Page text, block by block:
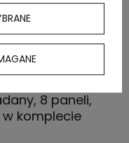
8 paneli,
komplecie